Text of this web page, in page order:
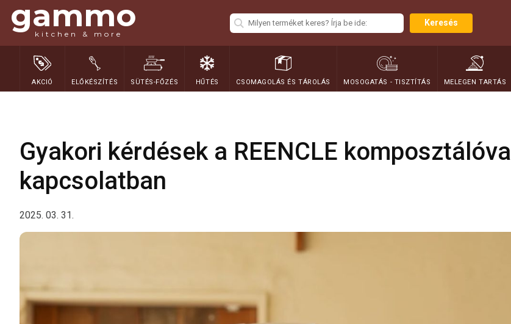
gammo
kitchen & more
Keresés
AKCIÓ ELŐKÉSZÍTÉS SÜTÉS-FŐZÉS HŰTÉS CSOMAGOLÁS ÉS TÁROLÁS MOSOGATÁS - TISZTÍTÁS MELEGEN TARTÁS
Gyakori kérdések a REENCLE komposztálóval
kapcsolatban
2025. 03. 31.